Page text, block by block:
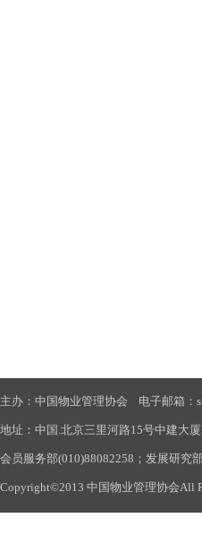
主办：中国物业管理协会 电子邮箱：
地址：中国.北京三里河路15号中建大
会员服务部(010)88082258；发展研究
Copyright©2013 中国物业管理协会All